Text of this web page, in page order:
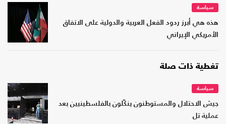
سياسة
هذه هي أبرز ردود الفعل العربية والدولية على الاتفاق
الأمريكي الإيراني
تغطية ذات صلة
سياسة
جيش الاحتلال والمستوطنون ينكّلون بالفلسطينيين بعد
عملية تل